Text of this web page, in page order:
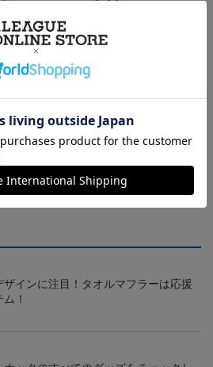
ホーリーホック ボ
ダ タオルマフラー
円 1,100円
ザインに注目！タオルマフラーは応援
！